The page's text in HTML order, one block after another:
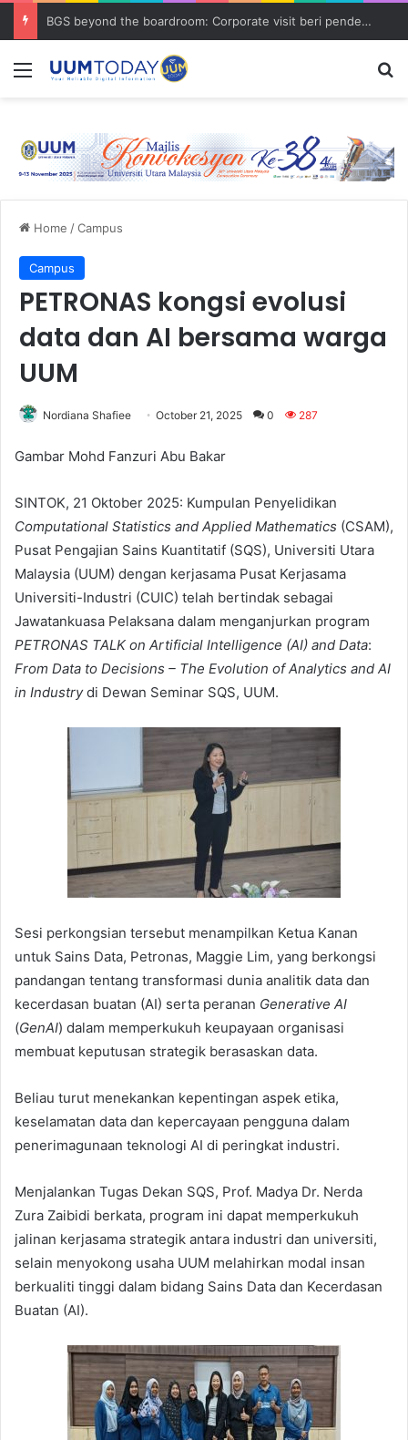
BGS beyond the boardroom: Corporate visit beri pendedahan dunia korporat kepada PELAJAR UUM
Menu
Home /Campus
Campus
PETRONAS kongsi evolusi
data dan AI bersama warga
UUM
Nordiana Shafiee October 21, 2025 0 287
Gambar Mohd Fanzuri Abu Bakar
SINTOK, 21 Oktober 2025: Kumpulan Penyelidikan
Computational Statistics and Applied Mathematics (CSAM),
Pusat Pengajian Sains Kuantitatif (SQS), Universiti Utara
Malaysia (UUM) dengan kerjasama Pusat Kerjasama
Universiti-Industri (CUIC) telah bertindak sebagai
Jawatankuasa Pelaksana dalam menganjurkan program
PETRONAS TALK on Artificial Intelligence (AI) and Data:
From Data to Decisions – The Evolution of Analytics and AI
in Industrydi Dewan Seminar SQS, UUM.
Sesi perkongsian tersebut menampilkan Ketua Kanan
untuk Sains Data, Petronas, Maggie Lim, yang berkongsi
pandangan tentang transformasi dunia analitik data dan
kecerdasan buatan (AI) serta peranan Generative AI
(GenAI) dalam memperkukuh keupayaan organisasi
membuat keputusan strategik berasaskan data.
Beliau turut menekankan kepentingan aspek etika,
keselamatan data dan kepercayaan pengguna dalam
penerimagunaan teknologi AI di peringkat industri.
Menjalankan Tugas Dekan SQS, Prof. Madya Dr. Nerda
Zura Zaibidi berkata, program ini dapat memperkukuh
jalinan kerjasama strategik antara industri dan universiti,
selain menyokong usaha UUM melahirkan modal insan
berkualiti tinggi dalam bidang Sains Data dan Kecerdasan
Buatan (AI).